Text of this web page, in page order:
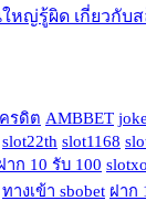
หญ่รู้ผิด เกี่ยวกับ
รดิต AMBBET
slot22th slot1168
าก 10 รับ 100
ทางเข้า sbobet ฝาก